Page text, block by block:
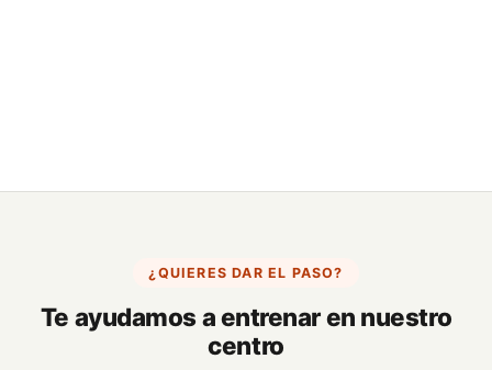
¿QUIERES DAR EL PASO?
Te ayudamos a entrenar en nuestro
centro